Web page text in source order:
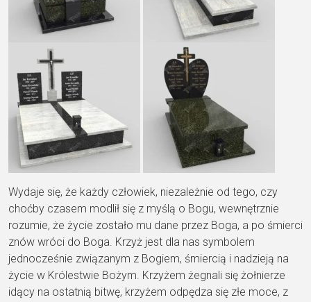
Wydaje się, że każdy człowiek, niezależnie od tego, czy
choćby czasem modlił się z myślą o Bogu, wewnętrznie
rozumie, że życie zostało mu dane przez Boga, a po śmierci
znów wróci do Boga. Krzyż jest dla nas symbolem
jednocześnie związanym z Bogiem, śmiercią i nadzieją na
życie w Królestwie Bożym. Krzyżem żegnali się żołnierze
idący na ostatnią bitwę, krzyżem odpędza się złe moce, z